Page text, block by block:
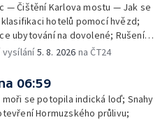
— Čištění Karlova mostu — Jak se
hotelů pomocí hvězd;
ubytování na dovolené; Rušení
kvůli přírodním živlům; Práva
v zahraničí; Platby a výběry na
v zahraničí — Těžba léčivé rašeliny
vysílání5. 8. 2026 na ČT24
06:59
moři se potopila indická loď; Snahy
Hormuzského průlivu;